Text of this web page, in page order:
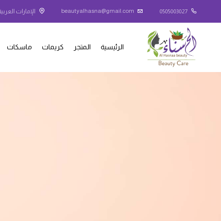
0505003027
beautyalhasna@gmail.com الإمارات
الرئيسية المتجر كريمات ماسكات